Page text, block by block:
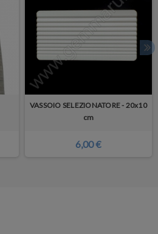
VASSOIO SELEZIONATORE - 20x10
cm
6,00 €